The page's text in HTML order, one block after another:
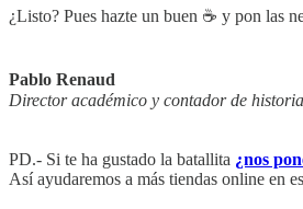
¿Listo? Pues hazte un buen ☕️ y pon las
Pablo Renaud
Director académico y contador de
PD.- Si te ha gustado la batallita ¿nos
Así ayudaremos a más tiendas online en